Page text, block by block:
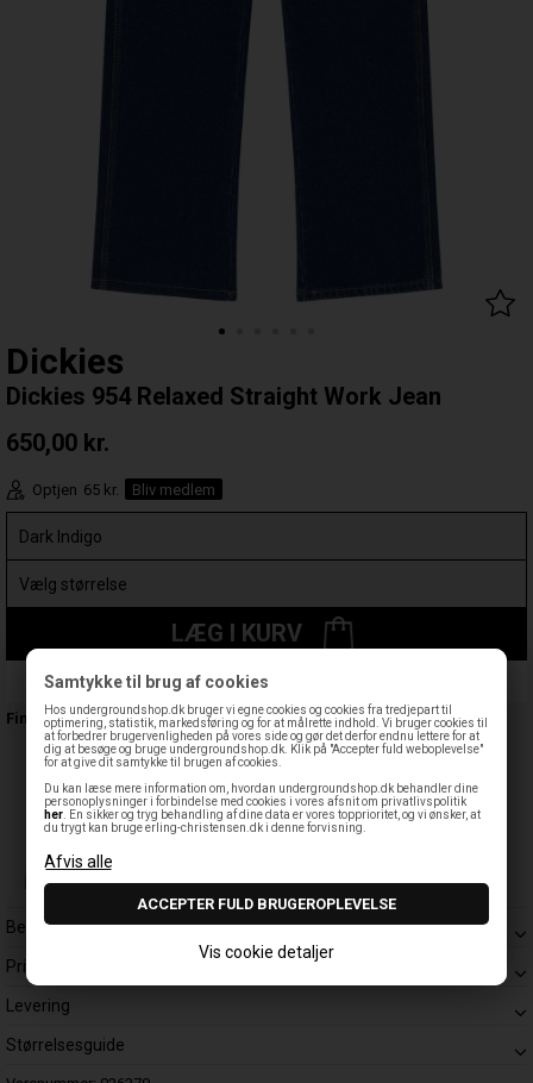
Samtykke til brug af cookies
Hos undergroundshop.dk bruger vi egne cookies og cookies fra tredjepart til
optimering, statistik, markedsføring og for at målrette indhold. Vi bruger cookies til
at forbedrer brugervenligheden på vores side og gør det derfor endnu lettere for at
dig at besøge og bruge undergroundshop.dk. Klik på "Accepter fuld weboplevelse"
for at give dit samtykke til brugen af cookies.
Du kan læse mere information om, hvordan undergroundshop.dk behandler dine
personoplysninger i forbindelse med cookies i vores afsnit om privatlivspolitik
her . En sikker og tryg behandling af dine data er vores topprioritet, og vi ønsker, at
du trygt kan bruge erling-christensen.dk i denne forvisning.
Vis cookie detaljer
Dickies
Dickies 954 Relaxed Straight Work Jean
650,00 kr.
Optjen 65 kr. Bliv medlem
LÆG I KURV
Leveringstid: 1-3 hverdage
Findes også:
Beskrivelse
Prisgaranti
Levering
Størrelsesguide